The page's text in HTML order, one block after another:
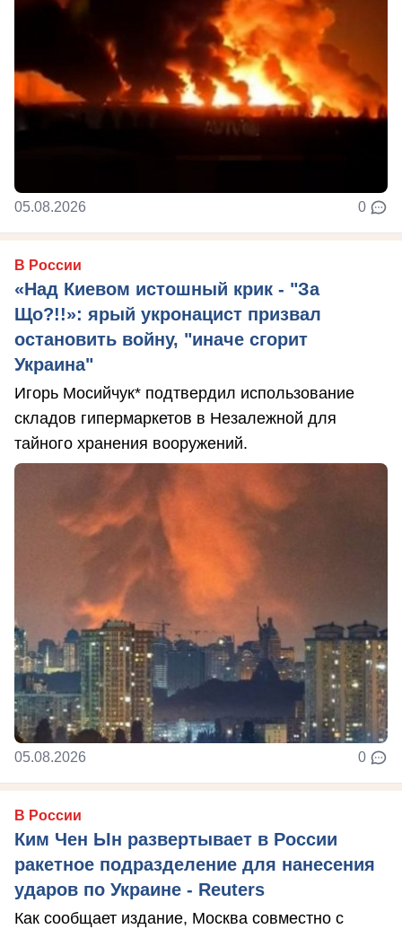
05.08.2026 0
В России
«Над Киевом истошный крик - "За
Що?!!»: ярый укронацист призвал
остановить войну, "иначе сгорит
Украина"
Игорь Мосийчук* подтвердил использование
складов гипермаркетов в Незалежной для
тайного хранения вооружений.
05.08.2026 0
В России
Ким Чен Ын развертывает в России
ракетное подразделение для нанесения
ударов по Украине - Reuters
Как сообщает издание, Москва совместно с